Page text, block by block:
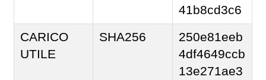
41b8cd3c6
CARICO
UTILE
SHA256
250e81eeb
4df4649ccb
13e271ae3